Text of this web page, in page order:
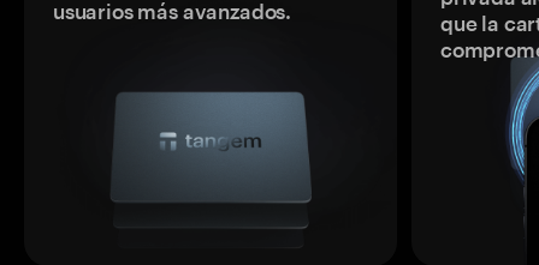
usuarios más avanzados.
que la